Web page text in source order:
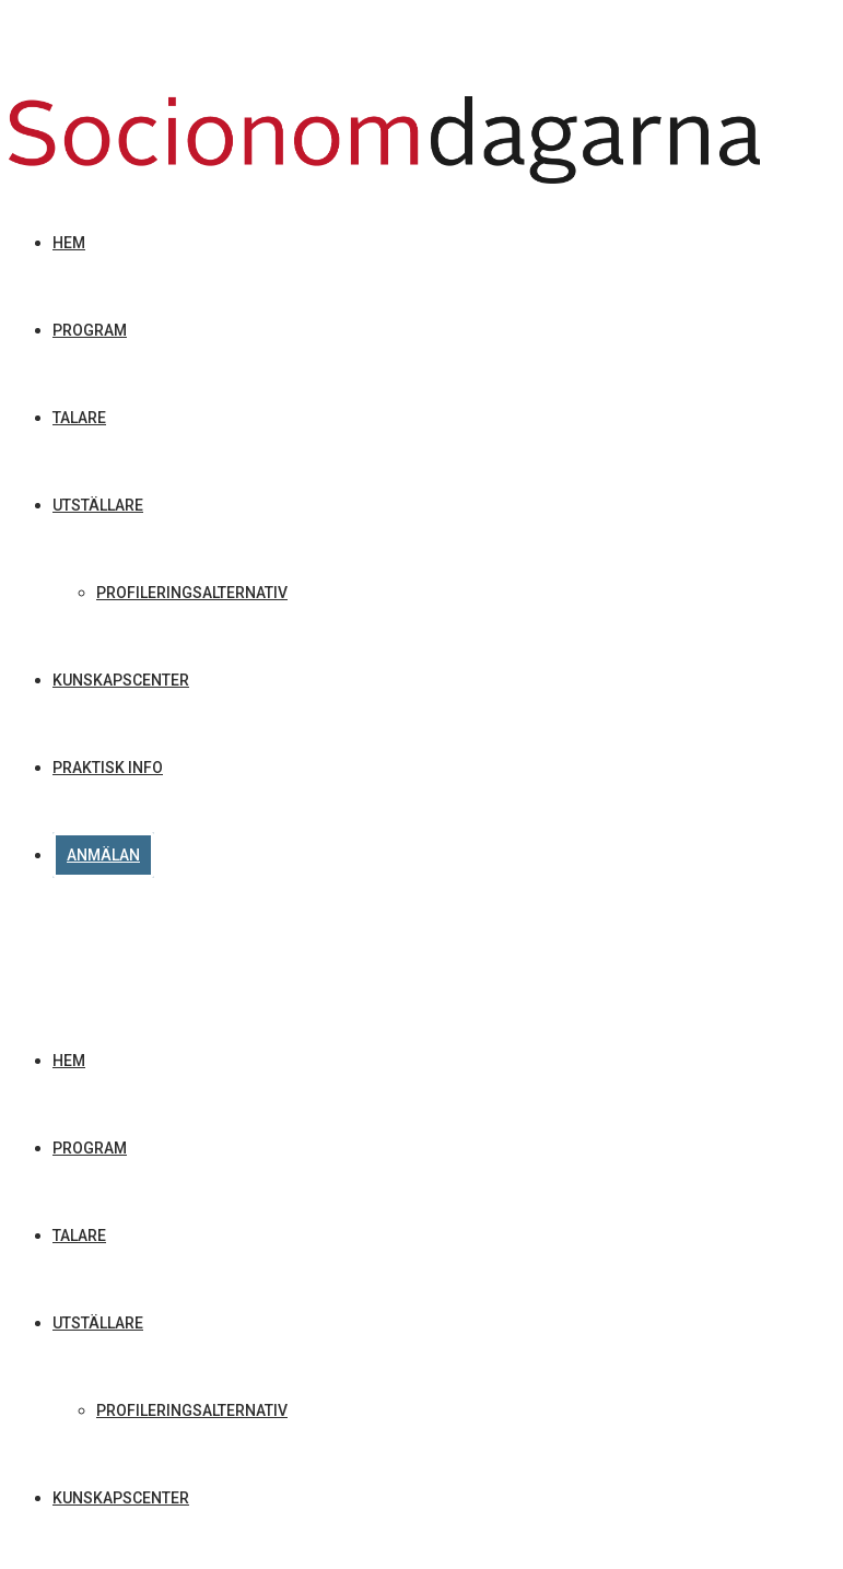
HEM
PROGRAM
TALARE
UTSTÄLLARE
PROFILERINGSALTERNATIV
KUNSKAPSCENTER
PRAKTISK INFO
ANMÄLAN
HEM
PROGRAM
TALARE
UTSTÄLLARE
PROFILERINGSALTERNATIV
KUNSKAPSCENTER